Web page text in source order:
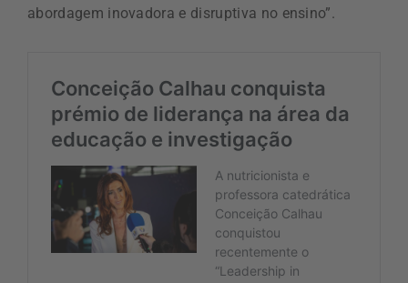
abordagem inovadora e disruptiva no ensino”.